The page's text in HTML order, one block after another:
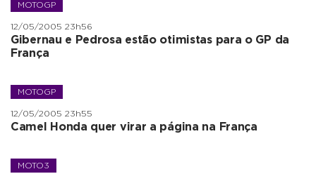
MOTOGP
12/05/2005 23h56
Gibernau e Pedrosa estão otimistas para o GP da
França
MOTOGP
12/05/2005 23h55
Camel Honda quer virar a página na França
MOTO3